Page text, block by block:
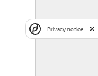
Privacy notice